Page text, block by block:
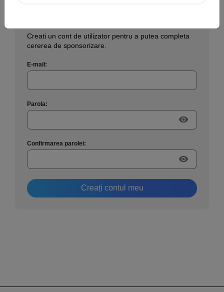
Creati un cont de utilizator pentru a putea completa
cererea de sponsorizare.
E-mail:
Parola:
visibility
Confirmarea parolei:
visibility
Creați contul meu